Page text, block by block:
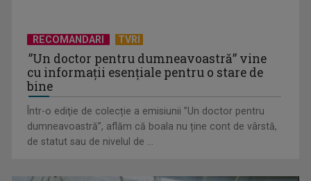
„Spune-mi”, piesa Monicăi Anghel – a patra cea mai votată
în concursul ...
RECOMANDARI TVRI
”Un doctor pentru dumneavoastră” vine
cu informații esențiale pentru o stare de
bine
Într-o ediţie de colecție a emisiunii ”Un doctor pentru
dumneavoastră”, aflăm că boala nu ține cont de vârstă,
de statut sau de nivelul de ...